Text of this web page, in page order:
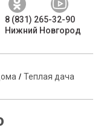
8 (831) 265-32-90
Нижний Новгород
/ Теплая дача